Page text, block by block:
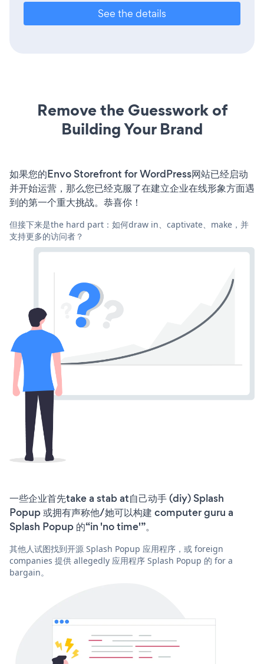
See the details
Remove the Guesswork of
Building Your Brand
如果您的Envo Storefront for WordPress网站已经启动
并开始运营，那么您已经克服了在建立企业在线形象方面遇
到的第一个重大挑战。恭喜你！
但接下来是the hard part：如何draw in、captivate、make，并
支持更多的访问者？
一些企业首先take a stab at自己动手 (diy) Splash
Popup 或拥有声称他/她可以构建 computer guru a
Splash Popup 的“in 'no time'”。
其他人试图找到开源 Splash Popup 应用程序，或 foreign
companies 提供 allegedly 应用程序 Splash Popup 的 for a
bargain。